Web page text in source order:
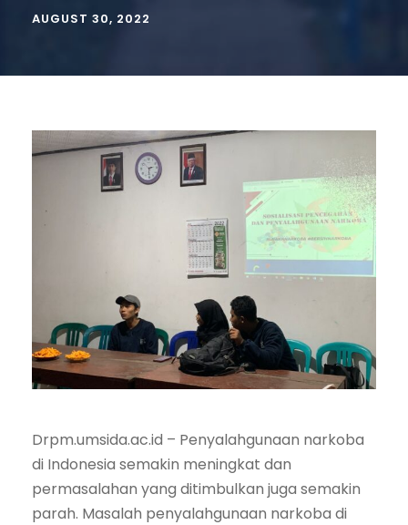
AUGUST 30, 2022
Drpm.umsida.ac.id – Penyalahgunaan narkoba
di Indonesia semakin meningkat dan
permasalahan yang ditimbulkan juga semakin
parah. Masalah penyalahgunaan narkoba di